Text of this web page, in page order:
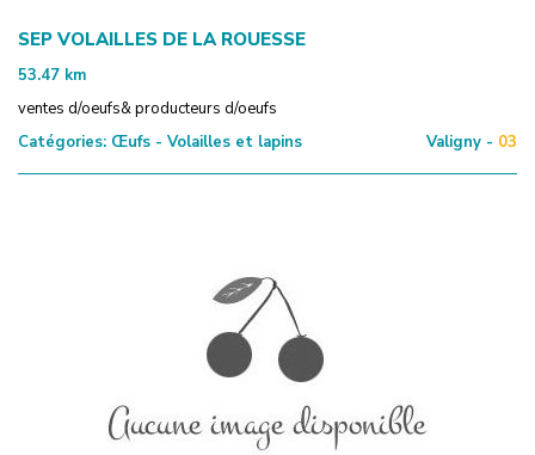
SEP VOLAILLES DE LA ROUESSE
53.47 km
ventes d/oeufs& producteurs d/oeufs
Catégories: Œufs - Volailles et lapins Valigny - 03